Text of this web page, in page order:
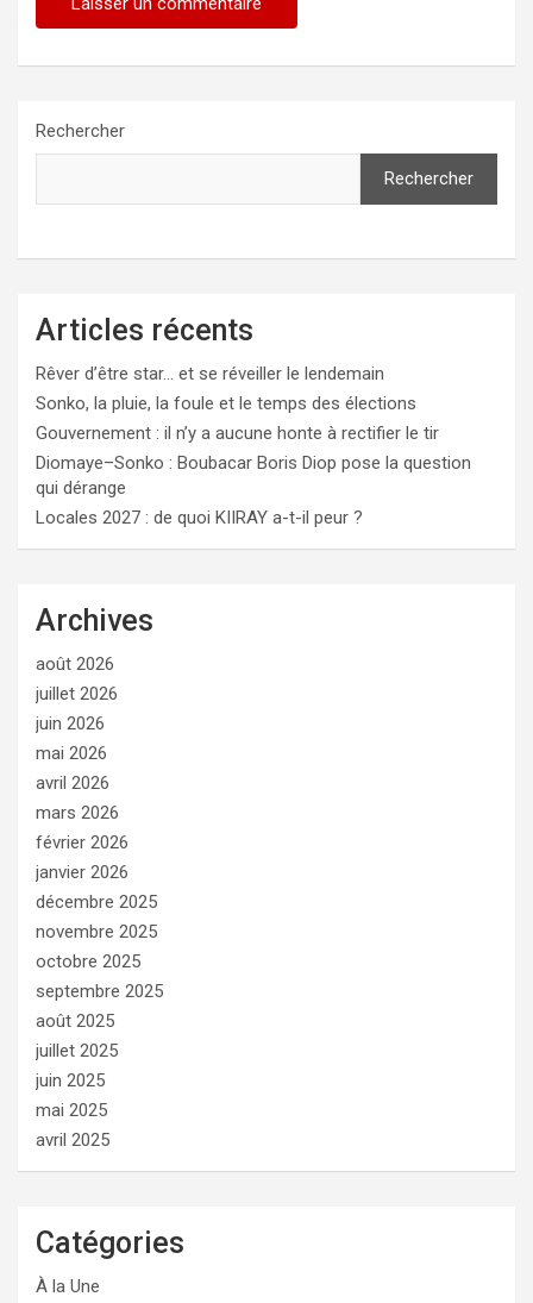
Rechercher
Rechercher
Articles récents
Rêver d’être star… et se réveiller le lendemain
Sonko, la pluie, la foule et le temps des élections
Gouvernement : il n’y a aucune honte à rectifier le tir
Diomaye–Sonko : Boubacar Boris Diop pose la question
qui dérange
Locales 2027 : de quoi KIIRAY a-t-il peur ?
Archives
août 2026
juillet 2026
juin 2026
mai 2026
avril 2026
mars 2026
février 2026
janvier 2026
décembre 2025
novembre 2025
octobre 2025
septembre 2025
août 2025
juillet 2025
juin 2025
mai 2025
avril 2025
Catégories
À la Une